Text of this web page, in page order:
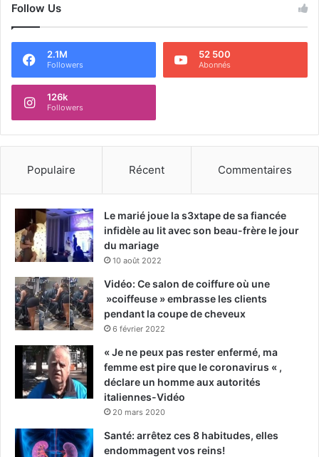
Follow Us
2.1M
Followers
52 500
Abonnés
126k
Followers
Populaire Récent Commentaires
Le marié joue la s3xtape de sa fiancée
infidèle au lit avec son beau-frère le jour
du mariage
10 août 2022
Vidéo: Ce salon de coiffure où une
»coiffeuse » embrasse les clients
pendant la coupe de cheveux
6 février 2022
« Je ne peux pas rester enfermé, ma
femme est pire que le coronavirus « ,
déclare un homme aux autorités
italiennes-Vidéo
20 mars 2020
Santé: arrêtez ces 8 habitudes, elles
endommagent vos reins!